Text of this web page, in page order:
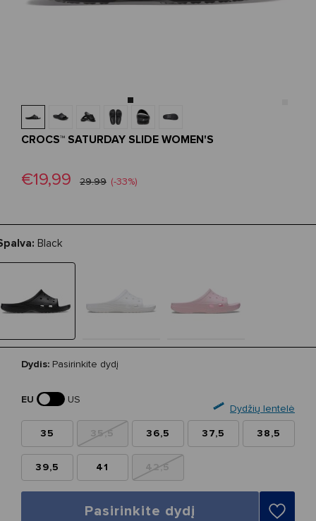
CROCS™ SATURDAY SLIDE WOMEN'S
€19,99 29.99 (-33%)
Black
Dydis: Pasirinkite dydį
EU
US
Dydžių lentelė
35 35,5 36,5 37,5 38,5
39,5 41 42,5
Pasirinkite dydį